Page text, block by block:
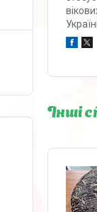
Україні.
Інші